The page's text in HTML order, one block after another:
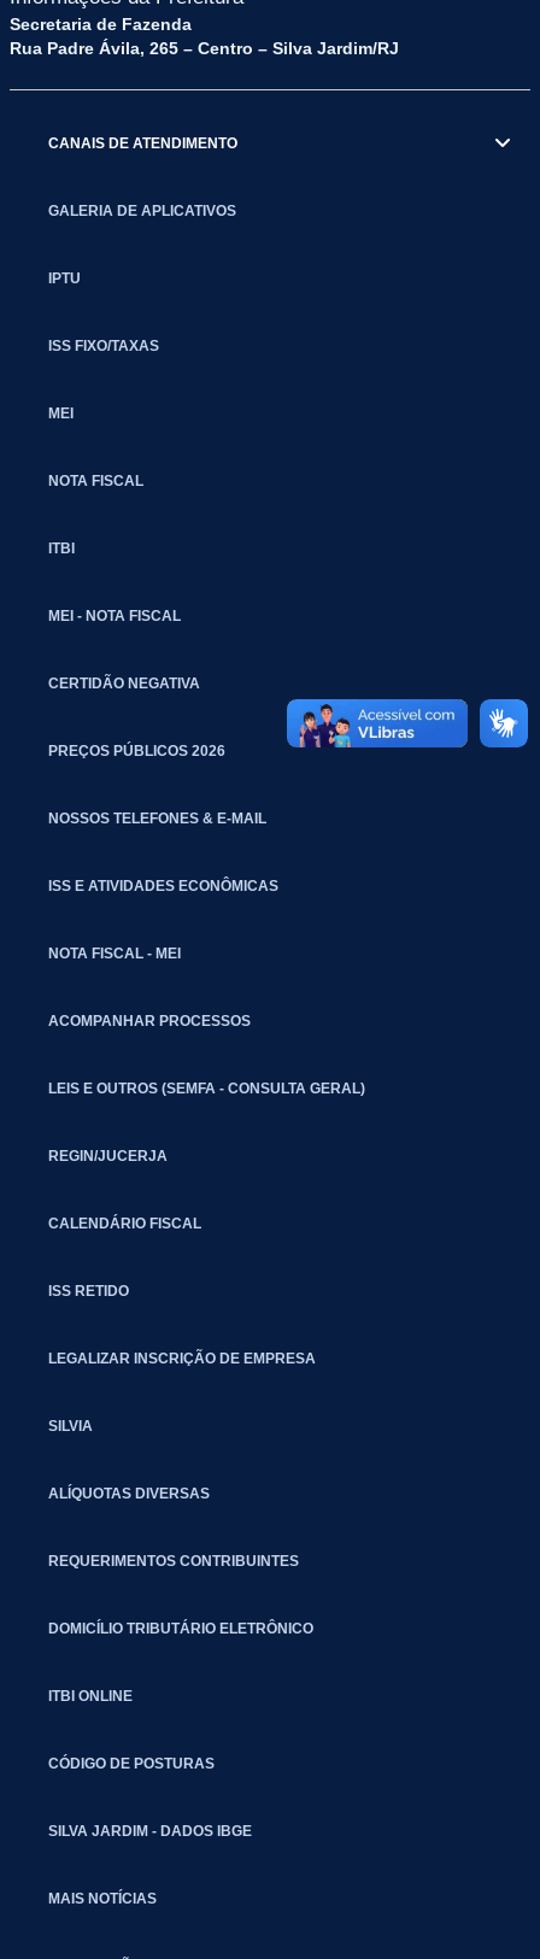
Secretaria de Fazenda
Rua Padre Ávila, 265 – Centro – Silva Jardim/RJ
CANAIS DE ATENDIMENTO
GALERIA DE APLICATIVOS
IPTU
ISS FIXO/TAXAS
MEI
NOTA FISCAL
ITBI
MEI - NOTA FISCAL
CERTIDÃO NEGATIVA
PREÇOS PÚBLICOS 2026
NOSSOS TELEFONES & E-MAIL
ISS E ATIVIDADES ECONÔMICAS
NOTA FISCAL - MEI
ACOMPANHAR PROCESSOS
LEIS E OUTROS (SEMFA - CONSULTA GERAL)
REGIN/JUCERJA
CALENDÁRIO FISCAL
ISS RETIDO
LEGALIZAR INSCRIÇÃO DE EMPRESA
SILVIA
ALÍQUOTAS DIVERSAS
REQUERIMENTOS CONTRIBUINTES
DOMICÍLIO TRIBUTÁRIO ELETRÔNICO
ITBI ONLINE
CÓDIGO DE POSTURAS
SILVA JARDIM - DADOS IBGE
MAIS NOTÍCIAS